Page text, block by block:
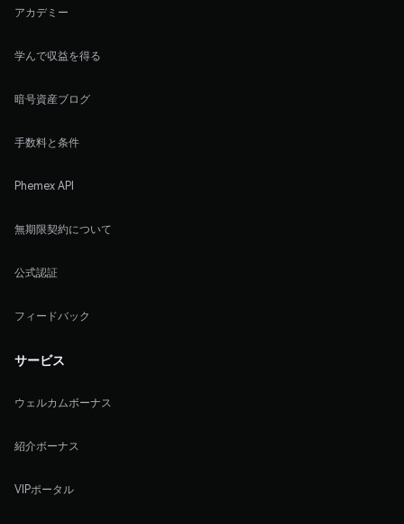
アカデミー
学んで収益を得る
暗号資産ブログ
手数料と条件
Phemex API
無期限契約について
公式認証
フィードバック
サービス
ウェルカムボーナス
紹介ボーナス
VIPポータル